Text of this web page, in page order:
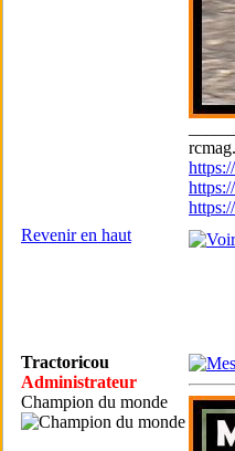
Revenir en haut
Tractoricou
Administrateur
Champion du monde